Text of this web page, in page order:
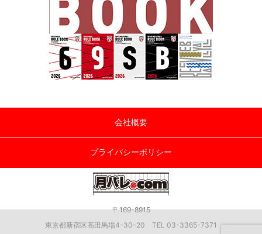
会社概要
プライバシーポリシー
〒169-8915
東京都新宿区高田馬場4-30-20 TEL 03-3365-7371